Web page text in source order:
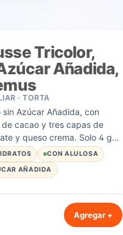
Tricolor,
Añadida,
· TORTA
Azúcar Añadida, con
cacao y tres capas de
y queso crema. Solo 4 g
por porción. Elaboración
Unidad de 930 g.
CON ALULOSA
AÑADIDA
Agregar +